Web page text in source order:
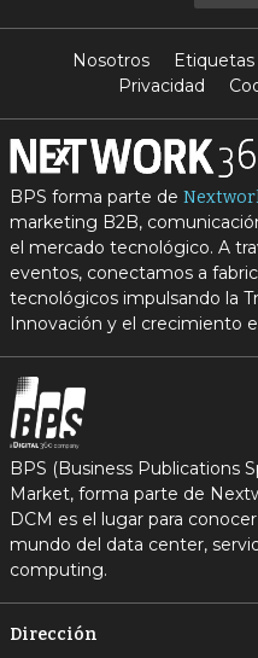
Nosotros Etiquetas
Privacidad
BPS forma parte de
marketing B2B,
el mercado tecnológico. A
eventos, conectamos a
tecnológicos impulsando la
Innovación y el crecimiento
BPS (Business Publications
Market, forma parte de
DCM es el lugar para
mundo del data center,
computing.
Dirección